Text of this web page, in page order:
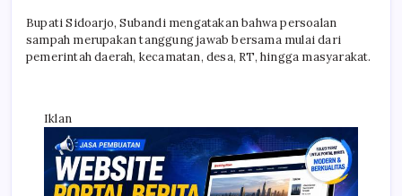
Bupati Sidoarjo, Subandi mengatakan bahwa persoalan
sampah merupakan tanggung jawab bersama mulai dari
pemerintah daerah, kecamatan, desa, RT, hingga masyarakat.
Iklan